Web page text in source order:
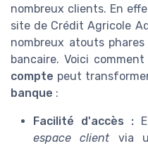
nombreux clients. En
site de Crédit Agricole
nombreux atouts
bancaire. Voici
compte peut
banque :
Facilité d'accès :
espace clientvia